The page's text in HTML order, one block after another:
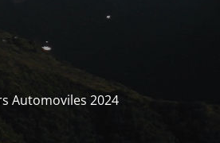
Automoviles 2024